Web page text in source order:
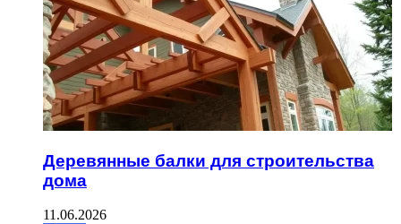
Деревянные балки для строительства
дома
11.06.2026